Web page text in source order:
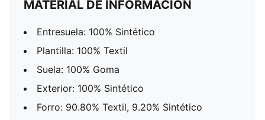
MATERIAL DE INFORMACIÓN
Entresuela: 100% Sintético
Plantilla: 100% Textil
Suela: 100% Goma
Exterior: 100% Sintético
Forro: 90.80% Textil, 9.20% Sintético